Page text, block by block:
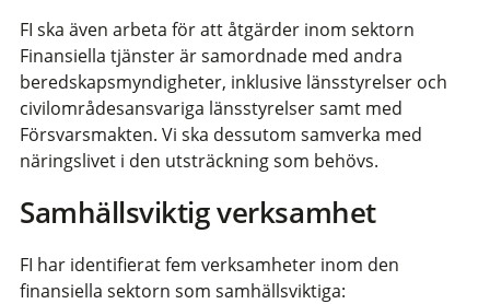
FI ska även arbeta för att åtgärder inom sektorn
Finansiella tjänster är samordnade med andra
beredskapsmyndigheter, inklusive länsstyrelser och
civilområdesansvariga länsstyrelser samt med
Försvarsmakten. Vi ska dessutom samverka med
näringslivet i den utsträckning som behövs.
Samhällsviktig verksamhet
FI har identifierat fem verksamheter inom den
finansiella sektorn som samhällsviktiga: